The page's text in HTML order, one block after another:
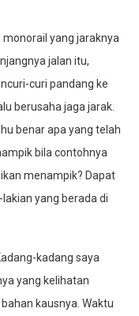
monorail yang jaraknya
jalan itu,
curi pandang ke
berusaha jaga jarak.
benar apa yang telah
bila contohnya
menampik? Dapat
yang berada di
kadang saya
yang kelihatan
kausnya. Waktu